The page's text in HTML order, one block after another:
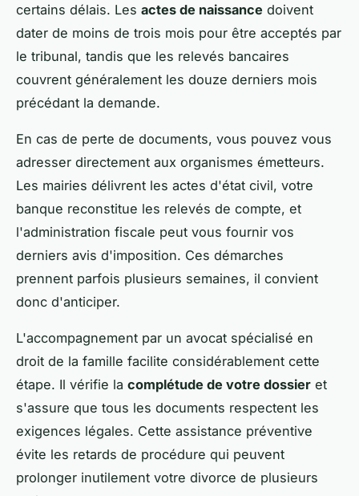
certains délais. Les actes de naissance doivent
dater de moins de trois mois pour être acceptés par
le tribunal, tandis que les relevés bancaires
couvrent généralement les douze derniers mois
précédant la demande.
En cas de perte de documents, vous pouvez vous
adresser directement aux organismes émetteurs.
Les mairies délivrent les actes d'état civil, votre
banque reconstitue les relevés de compte, et
l'administration fiscale peut vous fournir vos
derniers avis d'imposition. Ces démarches
prennent parfois plusieurs semaines, il convient
donc d'anticiper.
L'accompagnement par un avocat spécialisé en
droit de la famille facilite considérablement cette
étape. Il vérifie la complétude de votre dossier et
s'assure que tous les documents respectent les
exigences légales. Cette assistance préventive
évite les retards de procédure qui peuvent
prolonger inutilement votre divorce de plusieurs